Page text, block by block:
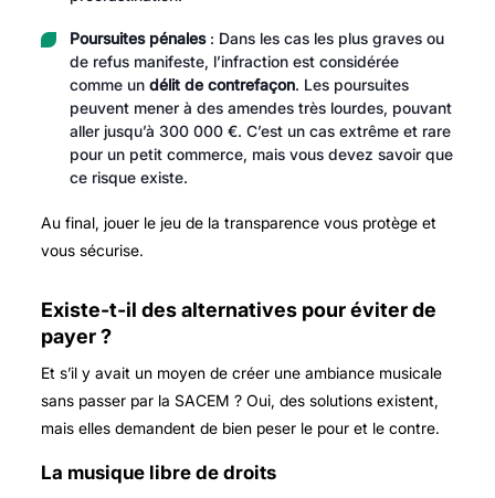
Poursuites pénales: Dans les cas les plus graves ou
de refus manifeste, l’infraction est considérée
comme un délit de contrefaçon. Les poursuites
peuvent mener à des amendes très lourdes, pouvant
aller jusqu’à 300 000 €. C’est un cas extrême et rare
pour un petit commerce, mais vous devez savoir que
ce risque existe.
Au final, jouer le jeu de la transparence vous protège et
vous sécurise.
Existe-t-il des alternatives pour éviter de
payer ?
Et s’il y avait un moyen de créer une ambiance musicale
sans passer par la SACEM ? Oui, des solutions existent,
mais elles demandent de bien peser le pour et le contre.
La musique libre de droits